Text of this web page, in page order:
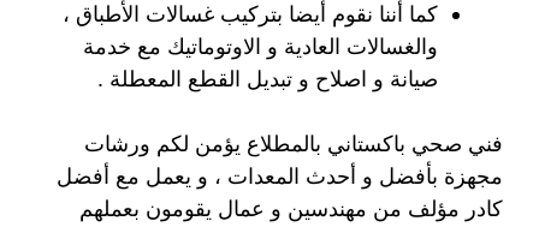
كما أننا نقوم أيضا بتركيب غسالات الأطباق ،
والغسالات العادية و الاوتوماتيك مع خدمة
صيانة و اصلاح و تبديل القطع المعطلة .
فني صحي باكستاني بالمطلاع يؤمن لكم ورشات
مجهزة بأفضل و أحدث المعدات ، و يعمل مع أفضل
كادر مؤلف من مهندسين و عمال يقومون بعملهم